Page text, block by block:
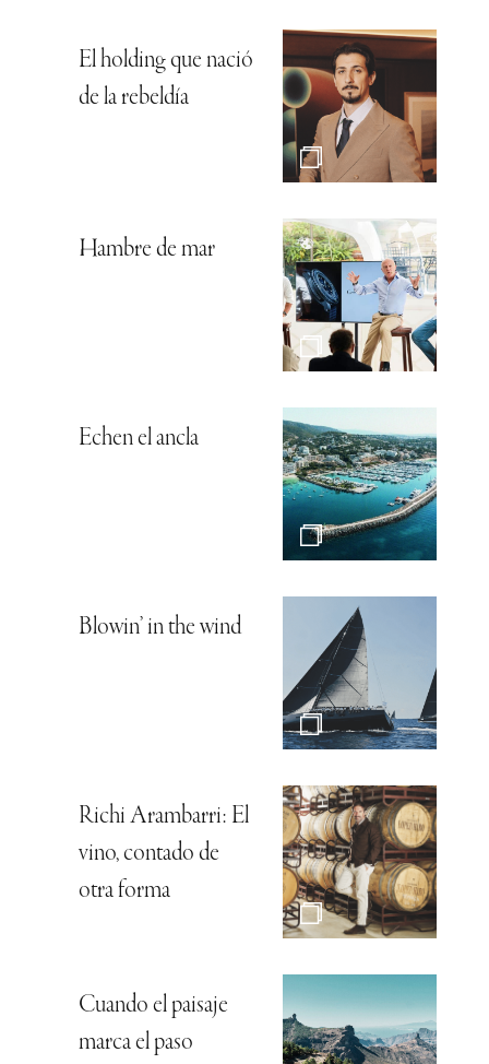
El holding que nació
de la rebeldía
Hambre de mar
Echen el ancla
Blowin’ in the wind
Richi Arambarri: El
vino, contado de
otra forma
Cuando el paisaje
marca el paso